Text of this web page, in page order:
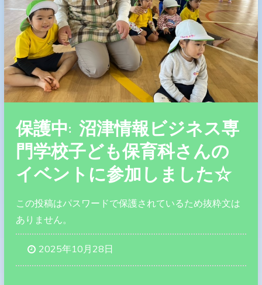
保護中: 沼津情報ビジネス専
門学校子ども保育科さんの
イベントに参加しました☆
この投稿はパスワードで保護されているため抜粋文は
ありません。
2025年10月28日